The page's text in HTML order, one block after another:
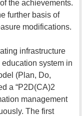
the achievements.
further basis of
modifications.
infrastructure
system in
(Plan, Do,
a “P2D(CA)2
management
The first